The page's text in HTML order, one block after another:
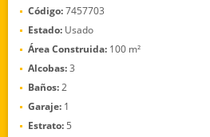
Código:7457703
Estado: Usado
Área Construida: 100 m²
Alcobas:3
Baños:2
Garaje: 1
Estrato: 5